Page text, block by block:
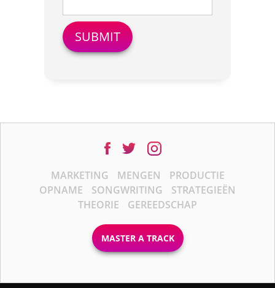
MARKETING MENGEN
PRODUCTIE
OPNAME
SONGWRITING
STRATEGIEËN
THEORIE
GEREEDSCHAP
MASTER A TRACK